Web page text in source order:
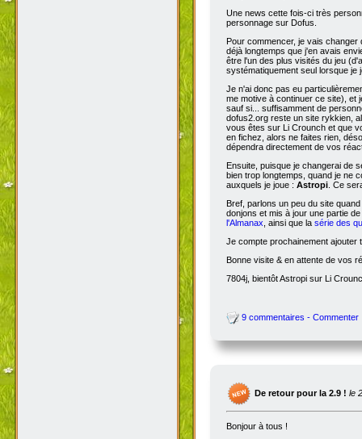
Une news cette fois-ci très
personnage sur Dofus.
Pour commencer, je vais
déjà longtemps que j'en avais
être l'un des plus visités du jeu
systématiquement seul lorsque je
Je n'ai donc pas eu
me motive à continuer ce site), et
sauf si... suffisamment de
dofus2.org reste un site rykkien,
vous êtes sur Li Crounch et que
en fichez, alors ne faites rien,
dépendra directement de vos
Ensuite, puisque je changerai de
bien trop longtemps, quand je ne
auxquels je joue : Astropi . Ce
Bref, parlons un peu du site
donjons et mis à jour une partie
l'Almanax , ainsi que la série des
Je compte prochainement ajouter
Bonne visite & en attente de vos
7804j, bientôt Astropi sur Li
9 commentaires - Commenter
De retour pour la 2.9 ! le
Bonjour à tous !